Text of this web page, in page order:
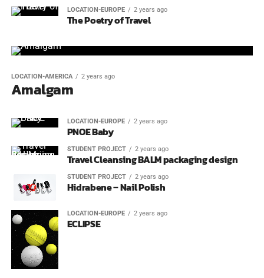
LOCATION-EUROPE 2 years ago
The Poetry of Travel
LOCATION-AMERICA 2 years ago
Amalgam
LOCATION-EUROPE 2 years ago
PNOE Baby
STUDENT PROJECT 2 years ago
Travel Cleansing BALM packaging design
STUDENT PROJECT 2 years ago
Hidrabene – Nail Polish
LOCATION-EUROPE 2 years ago
ECLIPSE